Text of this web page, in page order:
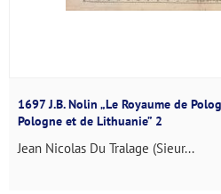
1697 J.B. Nolin „Le Royaume de
Pologne et de Lithuanie” 2
Jean Nicolas Du Tralage (Sieur...